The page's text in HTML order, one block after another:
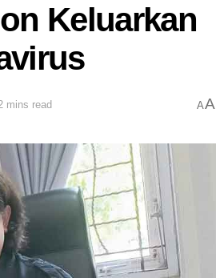
Keluarkan
mins read AA